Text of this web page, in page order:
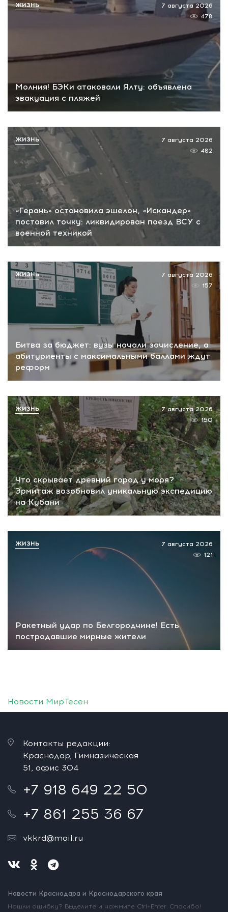
Молния! БЭКи атаковали Ялту: объявлена
эвакуация с пляжей
7 августа 2026
478
ЖИЗНЬ
«Герань» остановила эшелон, «Искандер»
поставил точку: ликвидирован поезд ВСУ с
военной техникой
7 августа 2026
482
ЖИЗНЬ
Битва за бюджет: вузы начали зачисление, а
абитуриенты с максимальными баллами ждут
реформ
7 августа 2026
157
ЖИЗНЬ
Что скрывает древний город у моря?
Эрмитаж возобновил уникальную экспедицию
на Кубани
7 августа 2026
150
ЖИЗНЬ
Ракетный удар по Белгородчине! Есть
пострадавшие мирные жители
7 августа 2026
121
ЖИЗНЬ
Новости МирТесен
Контакты редакции:
Краснодар, Гимназическая
51, офис 304
+7 918 649 22 50
+7 861 255 36 67
vkkrd@mail.ru
Новости Краснодара и Краснодарского края
Нашли ошибку? Выделите и нажмите Ctrl+Enter. Спасибо!